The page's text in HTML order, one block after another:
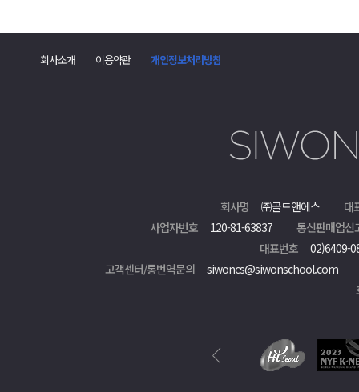
회사소개 이용약관 개인정보처리방침
회사명 ㈜골드앤에스
대
사업자번호
120-81-63837
통신판매업신
대표번호
02)6409-
고객센터/통번역문의
siwoncs@siwonschool.com